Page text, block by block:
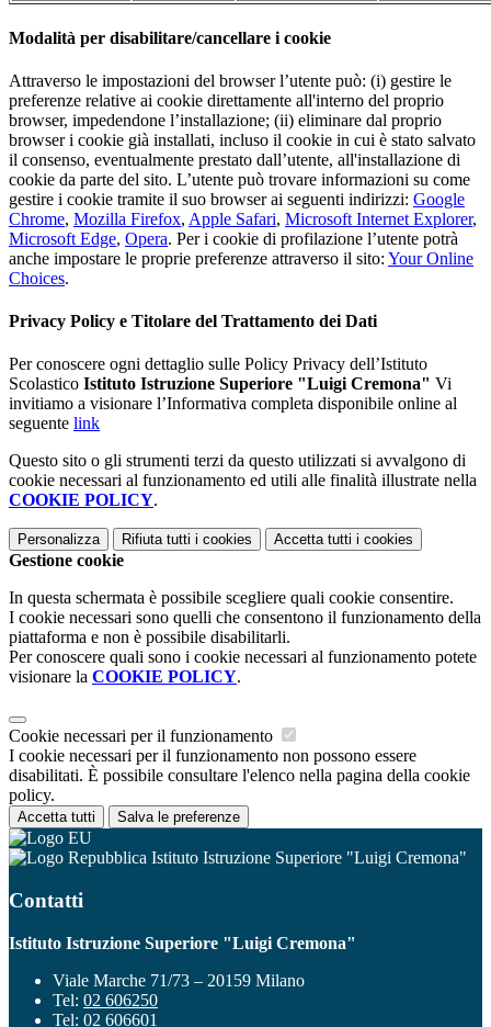
Modalità per disabilitare/cancellare i cookie
Attraverso le impostazioni del browser l’utente può: (i) gestire le
preferenze relative ai cookie direttamente all'interno del proprio
browser, impedendone l’installazione; (ii) eliminare dal proprio
browser i cookie già installati, incluso il cookie in cui è stato salvato
il consenso, eventualmente prestato dall’utente, all'installazione di
cookie da parte del sito. L’utente può trovare informazioni su come
gestire i cookie tramite il suo browser ai seguenti indirizzi: Google
Chrome, Mozilla Firefox, Apple Safari, Microsoft Internet Explorer,
Microsoft Edge, Opera. Per i cookie di profilazione l’utente potrà
anche impostare le proprie preferenze attraverso il sito: Your Online
Choices.
Privacy Policy e Titolare del Trattamento dei Dati
Per conoscere ogni dettaglio sulle Policy Privacy dell’Istituto
Scolastico Istituto Istruzione Superiore "Luigi Cremona" Vi
invitiamo a visionare l’Informativa completa disponibile online al
seguente link
Questo sito o gli strumenti terzi da questo utilizzati si avvalgono di
cookie necessari al funzionamento ed utili alle finalità illustrate nella
COOKIE POLICY.
Personalizza Rifiuta tutti i cookies Accetta tutti i cookies
Gestione cookie
In questa schermata è possibile scegliere quali cookie consentire.
I cookie necessari sono quelli che consentono il funzionamento della
piattaforma e non è possibile disabilitarli.
Per conoscere quali sono i cookie necessari al funzionamento potete
visionare la COOKIE POLICY.
Cookie necessari per il funzionamento
I cookie necessari per il funzionamento non possono essere
disabilitati. È possibile consultare l'elenco nella pagina della cookie
policy.
Accetta tutti Salva le preferenze
Istituto Istruzione Superiore "Luigi Cremona"
Contatti
Istituto Istruzione Superiore "Luigi Cremona"
Viale Marche 71/73 – 20159 Milano
Tel: 02 606250
Tel: 02 606601